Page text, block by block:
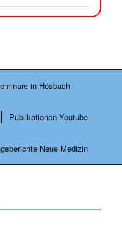
in Hösbach
Publikationen Youtube
Neue Medizin